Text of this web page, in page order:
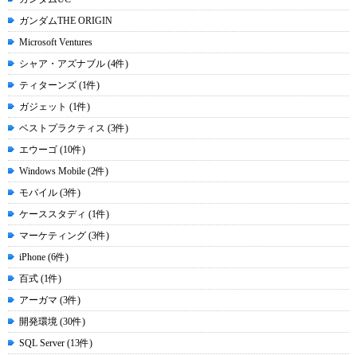
ガンダムTHE ORIGIN
Microsoft Ventures
シャア・アズナブル (4件)
ティターンズ (1件)
ガジェット (1件)
ベストプラクティス (3件)
エウーゴ (10件)
Windows Mobile (2件)
モバイル (3件)
ケーススタディ (1件)
マーケティング (3件)
iPhone (6件)
百式 (1件)
アーガマ (3件)
開発環境 (30件)
SQL Server (13件)